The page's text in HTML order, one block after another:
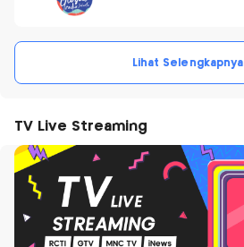
Lihat Selengkapnya
TV Live Streaming